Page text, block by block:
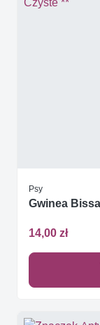
Psy
Gwinea
14,00 zł